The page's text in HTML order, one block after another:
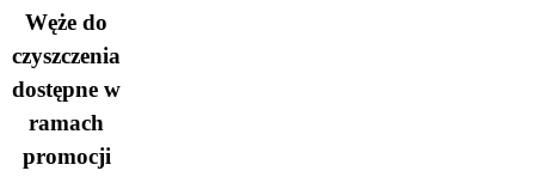
Węże do
czyszczenia
dostępne w
ramach
promocji